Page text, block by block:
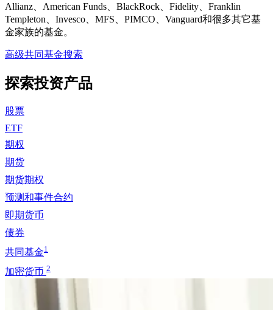
Allianz、American Funds、BlackRock、Fidelity、Franklin
Templeton、Invesco、MFS、PIMCO、Vanguard和很多其它基
金家族的基金。
高级共同基金搜索
探索投资产品
股票
ETF
期权
期货
期货期权
预测和事件合约
即期货币
债券
共同基金1
加密货币 2